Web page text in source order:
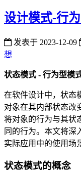
设计模式-行
发表于 2023-12-09
想
状态模式 - 行为型模
在软件设计中，状态
对象在其内部状态改
将对象的行为与其状
同的行为。本文将深
实际应用中的使用场
状态模式的概念